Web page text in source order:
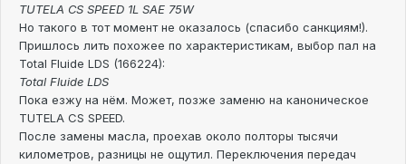
TUTELA CS SPEED 1L SAE 75W
Но такого в тот момент не оказалось (спасибо санкциям!).
Пришлось лить похожее по характеристикам, выбор пал на
Total Fluide LDS (166224):
Total Fluide LDS
Пока езжу на нём. Может, позже заменю на каноническое
TUTELA CS SPEED.
После замены масла, проехав около полторы тысячи
километров, разницы не ощутил. Переключения передач